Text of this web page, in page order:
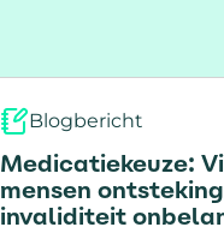
Blogbericht
Medicatiekeuze:
mensen
invaliditeit